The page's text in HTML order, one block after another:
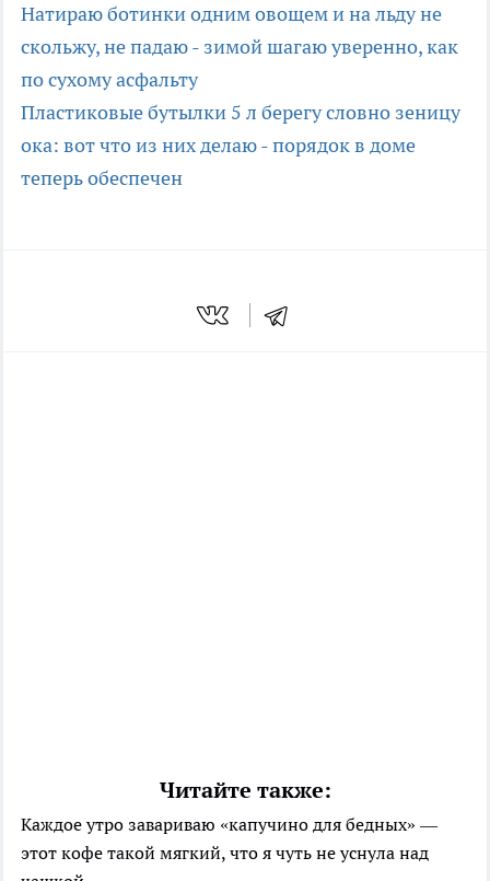
Натираю ботинки одним овощем и на льду не
скольжу, не падаю - зимой шагаю уверенно, как
по сухому асфальту
Пластиковые бутылки 5 л берегу словно зеницу
ока: вот что из них делаю - порядок в доме
теперь обеспечен
Читайте также:
Каждое утро завариваю «капучино для бедных» —
этот кофе такой мягкий, что я чуть не уснула над